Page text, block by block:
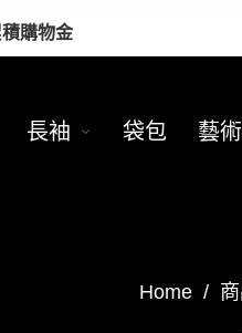
購物金
長袖 袋包 藝
Home /